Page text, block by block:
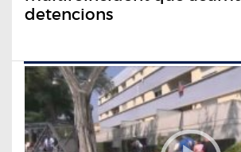
detencions